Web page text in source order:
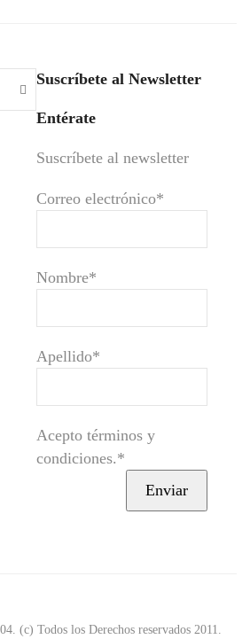
Suscríbete al Newsletter
Entérate
Suscríbete al newsletter
Correo electrónico*
Nombre*
Apellido*
Acepto términos y
condiciones.*
(c) Todos los Derechos reservados 2011.